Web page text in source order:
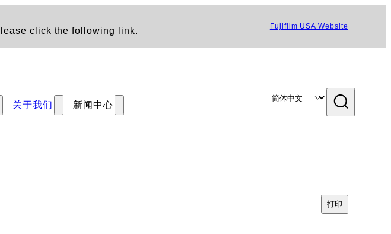
click the following link. Fujifilm USA Website
关于我们 新闻中心
打印